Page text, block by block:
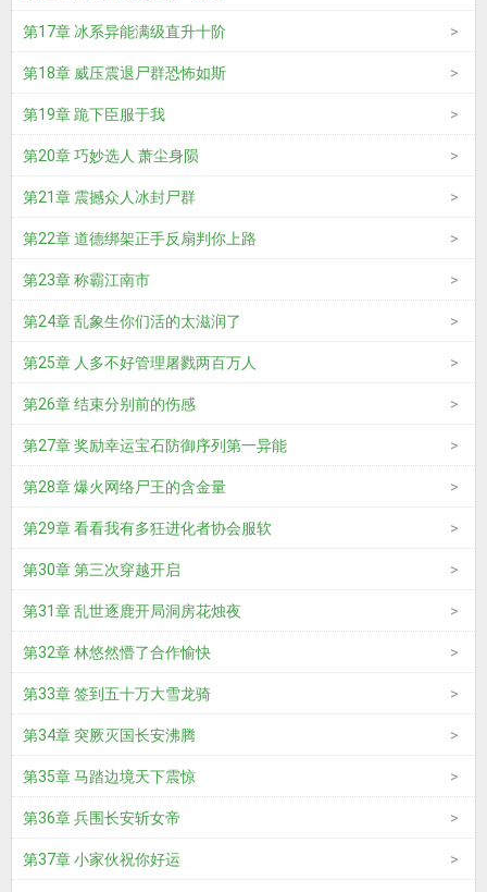
第17章 冰系异能满级直升十阶
第18章 威压震退尸群恐怖如斯
第19章 跪下臣服于我
第20章 巧妙选人 萧尘身陨
第21章 震撼众人冰封尸群
第22章 道德绑架正手反扇判你上路
第23章 称霸江南市
第24章 乱象生你们活的太滋润了
第25章 人多不好管理屠戮两百万人
第26章 结束分别前的伤感
第27章 奖励幸运宝石防御序列第一异能
第28章 爆火网络尸王的含金量
第29章 看看我有多狂进化者协会服软
第30章 第三次穿越开启
第31章 乱世逐鹿开局洞房花烛夜
第32章 林悠然懵了合作愉快
第33章 签到五十万大雪龙骑
第34章 突厥灭国长安沸腾
第35章 马踏边境天下震惊
第36章 兵围长安斩女帝
第37章 小家伙祝你好运